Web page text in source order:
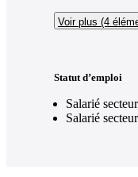
Voir plus (4
Statut d’emploi
Salarié
Salarié